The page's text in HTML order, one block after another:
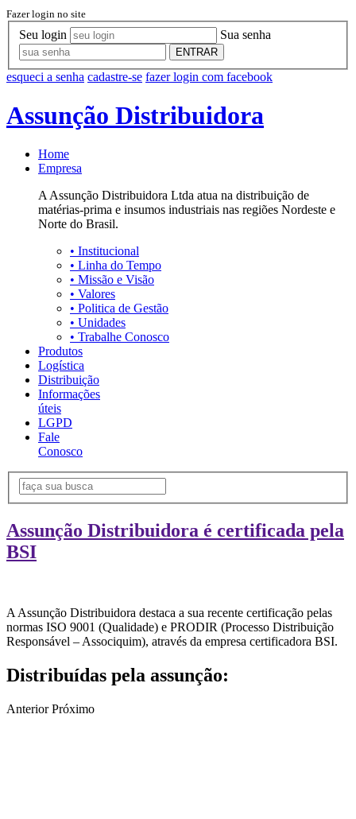
Fazer login no site
Seu login Sua senha
ENTRAR
esqueci a senha cadastre-se fazer login com facebook
Assunção Distribuidora
Home
Empresa
A Assunção Distribuidora Ltda atua na distribuição de
matérias-prima e insumos industriais nas regiões Nordeste e
Norte do Brasil.
• Institucional
• Linha do Tempo
• Missão e Visão
• Valores
• Politica de Gestão
• Unidades
• Trabalhe Conosco
Produtos
Logística
Distribuição
Informações
úteis
LGPD
Fale
Conosco
Assunção Distribuidora é certificada pela
BSI
A Assunção Distribuidora destaca a sua recente certificação pelas
normas ISO 9001 (Qualidade) e PRODIR (Processo Distribuição
Responsável – Associquim), através da empresa certificadora BSI.
Distribuídas pela assunção:
Anterior Próximo